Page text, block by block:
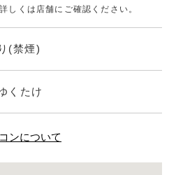
しくは店舗にご確認ください。
(禁煙)
くたけ
ンについて